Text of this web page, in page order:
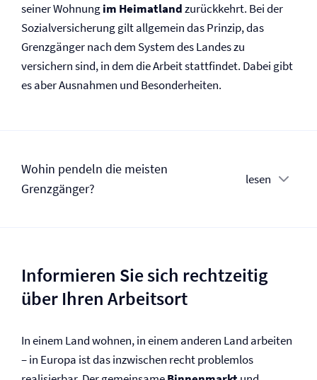
seiner Wohnungim Heimatlandzurückkehrt. Bei der
Sozial­versicherung gilt allgemein das Prinzip, das
Grenzgänger nach dem System des Landes zu
versichern sind, in dem die Arbeit stattfindet. Dabei gibt
es aber Ausnahmen und Besonderheiten.
Wohin pendeln die meisten
Grenzgänger?
lesen
Informieren Sie sich rechtzeitig
über Ihren Arbeitsort
In einem Land wohnen, in einem anderen Land arbeiten
– in Europa ist das inzwischen recht problemlos